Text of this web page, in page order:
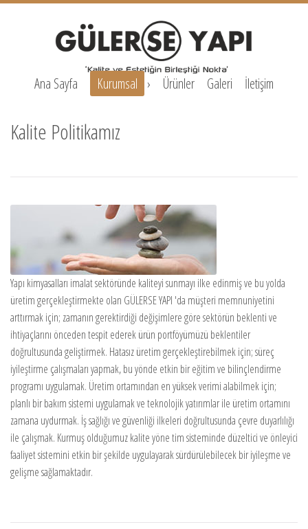
Ana Sayfa Kurumsal › Ürünler Galeri İletişim
Kalite Politikamız
Yapı kimyasalları imalat sektöründe kaliteyi sunmayı ilke edinmiş ve bu yolda
üretim gerçekleştirmekte olan GÜLERSE YAPI 'da müşteri memnuniyetini
arttırmak için; zamanın gerektirdiği değişimlere göre sektörün beklenti ve
ihtiyaçlarını önceden tespit ederek ürün portföyümüzü beklentiler
doğrultusunda geliştirmek. Hatasız üretim gerçekleştirebilmek için; süreç
iyileştirme çalışmaları yapmak, bu yönde etkin bir eğitim ve bilinçlendirme
programı uygulamak. Üretim ortamından en yüksek verimi alabilmek için;
planlı bir bakım sistemi uygulamak ve teknolojik yatırımlar ile üretim ortamını
zamana uydurmak. İş sağlığı ve güvenliği ilkeleri doğrultusunda çevre duyarlılığı
ile çalışmak. Kurmuş olduğumuz kalite yöne tim sisteminde düzeltici ve önleyici
faaliyet sistemini etkin bir şekilde uygulayarak sürdürülebilecek bir iyileşme ve
gelişme sağlamaktadır.